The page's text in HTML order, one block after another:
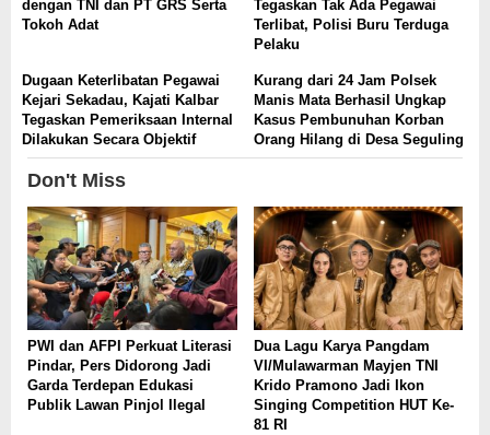
dengan TNI dan PT GRS Serta
Tokoh Adat
Tegaskan Tak Ada Pegawai
Terlibat, Polisi Buru Terduga
Pelaku
Dugaan Keterlibatan Pegawai
Kejari Sekadau, Kajati Kalbar
Tegaskan Pemeriksaan Internal
Dilakukan Secara Objektif
Kurang dari 24 Jam Polsek
Manis Mata Berhasil Ungkap
Kasus Pembunuhan Korban
Orang Hilang di Desa Seguling
Don't Miss
PWI dan AFPI Perkuat Literasi
Pindar, Pers Didorong Jadi
Garda Terdepan Edukasi
Publik Lawan Pinjol Ilegal
Dua Lagu Karya Pangdam
VI/Mulawarman Mayjen TNI
Krido Pramono Jadi Ikon
Singing Competition HUT Ke-
81 RI